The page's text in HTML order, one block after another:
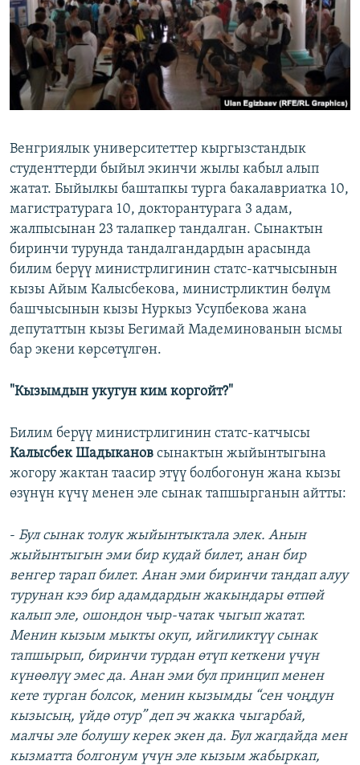
Венгриялык университеттер кыргызстандык
студенттерди быйыл экинчи жылы кабыл алып
жатат. Быйылкы баштапкы турга бакалавриатка 10,
магистратурага 10, докторантурага 3 адам,
жалпысынан 23 талапкер тандалган. Сынактын
биринчи турунда тандалгандардын арасында
билим берүү министрлигинин статс-катчысынын
кызы Айым Калысбекова, министрликтин бөлүм
башчысынын кызы Нуркыз Усупбекова жана
депутаттын кызы Бегимай Мадеминованын ысмы
бар экени көрсөтүлгөн.
"Кызымдын укугун ким коргойт?"
Билим берүү министрлигинин статс-катчысы
Калысбек Шадыканов сынактын жыйынтыгына
жогору жактан таасир этүү болбогонун жана кызы
өзүнүн күчү менен эле сынак тапшырганын айтты:
- Бул сынак толук жыйынтыктала элек. Анын
жыйынтыгын эми бир кудай билет, анан бир
венгер тарап билет. Анан эми биринчи тандап алуу
турунан кээ бир адамдардын жакындары өтпөй
калып эле, ошондон чыр-чатак чыгып жатат.
Менин кызым мыкты окуп, ийгиликтүү сынак
тапшырып, биринчи турдан өтүп кеткени үчүн
күнөөлүү эмес да. Анан эми бул принцип менен
кете турган болсок, менин кызымды “сен чоңдун
кызысың, үйдө отур” деп эч жакка чыгарбай,
малчы эле болушу керек экен да. Бул жагдайда мен
кызматта болгонум үчүн эле кызым жабыркап,